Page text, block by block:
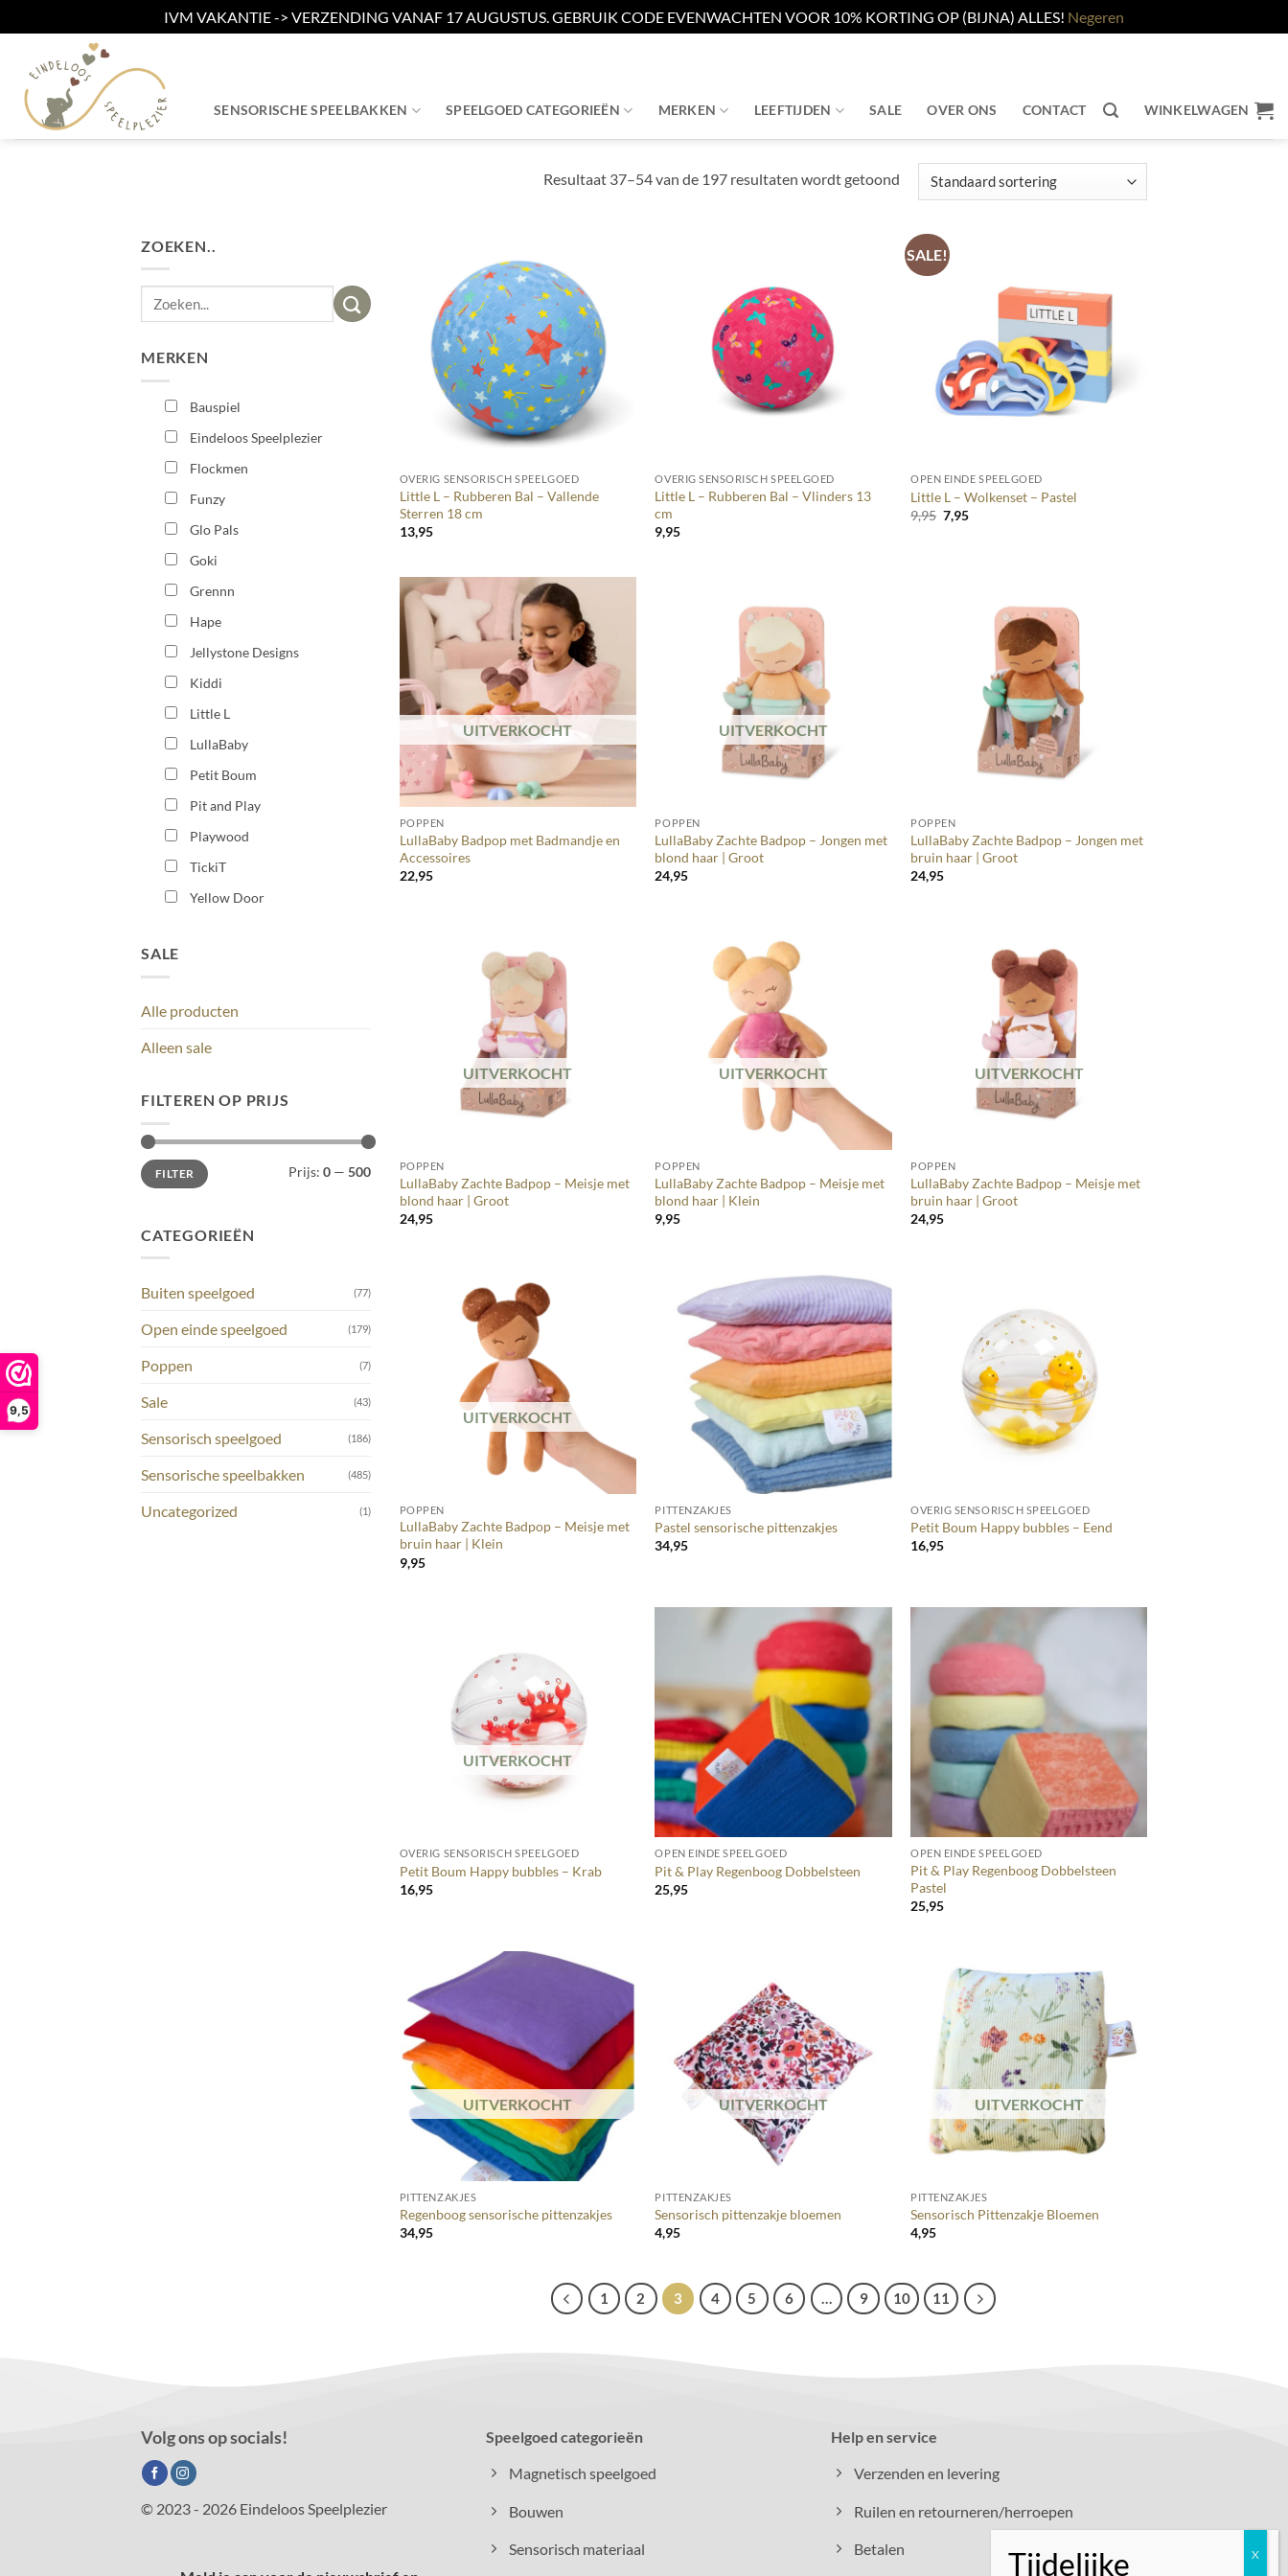
9,5
IVM VAKANTIE -> VERZENDING VANAF 17 AUGUSTUS. GEBRUIK CODE EVENWACHTEN VOOR 10% KORTING OP (BIJNA) ALLES! Negeren
inhoud
SENSORISCHE SPEELBAKKEN SPEELGOED CATEGORIEËN MERKEN LEEFTIJDEN SALE OVER ONS CONTACT WINKELWAGEN
Resultaat 37–54 van de 197 resultaten wordt getoond
ZOEKEN..
MERKEN
Bauspiel
Eindeloos Speelplezier
Flockmen
Funzy
Glo Pals
Goki
Grennn
Hape
Jellystone Designs
Kiddi
Little L
LullaBaby
Petit Boum
Pit and Play
Playwood
TickiT
Yellow Door
SALE
Alle producten
Alleen sale
FILTEREN OP PRIJS
Min.
prijs
Max.
prijsFILTER Prijs: 0 — 500
CATEGORIEËN
Buiten speelgoed (77)
Open einde speelgoed (179)
Poppen (7)
Sale (43)
Sensorisch speelgoed (186)
Sensorische speelbakken (485)
Uncategorized (1)
OVERIG SENSORISCH SPEELGOED
Little L – Rubberen Bal – Vallende
Sterren 18 cm
13,95
OVERIG SENSORISCH SPEELGOED
Little L – Rubberen Bal – Vlinders 13
cm
9,95
SALE!
OPEN EINDE SPEELGOED
Little L – Wolkenset – Pastel
9,95 Oorspronkelijke
prijs
7,95Huidige
UITVERKOCHT
POPPEN
LullaBaby Badpop met Badmandje en
Accessoires
22,95
UITVERKOCHT
POPPEN
LullaBaby Zachte Badpop – Jongen met
blond haar | Groot
24,95
POPPEN
LullaBaby Zachte Badpop – Jongen met
bruin haar | Groot
24,95
UITVERKOCHT
POPPEN
LullaBaby Zachte Badpop – Meisje met
blond haar | Groot
24,95
UITVERKOCHT
POPPEN
LullaBaby Zachte Badpop – Meisje met
blond haar | Klein
9,95
UITVERKOCHT
POPPEN
LullaBaby Zachte Badpop – Meisje met
bruin haar | Groot
24,95
UITVERKOCHT
POPPEN
LullaBaby Zachte Badpop – Meisje met
bruin haar | Klein
9,95
PITTENZAKJES
Pastel sensorische pittenzakjes
34,95
OVERIG SENSORISCH SPEELGOED
Petit Boum Happy bubbles – Eend
16,95
UITVERKOCHT
OVERIG SENSORISCH SPEELGOED
Petit Boum Happy bubbles – Krab
16,95
+
OPEN EINDE SPEELGOED
Pit & Play Regenboog Dobbelsteen
25,95
OPEN EINDE SPEELGOED
Pit & Play Regenboog Dobbelsteen
Pastel
25,95
UITVERKOCHT
PITTENZAKJES
Regenboog sensorische pittenzakjes
34,95
UITVERKOCHT
PITTENZAKJES
Sensorisch pittenzakje bloemen
4,95
UITVERKOCHT
PITTENZAKJES
Sensorisch Pittenzakje Bloemen
4,95
1 2 3 4 5 6 … 9 10 11
Volg ons op socials!
© 2023 - 2026 Eindeloos Speelplezier
Speelgoed categorieën
Magnetisch speelgoed
Bouwen
Sensorisch materiaal
Help en service
Verzenden en levering
Ruilen en retourneren/herroepen
Betalen